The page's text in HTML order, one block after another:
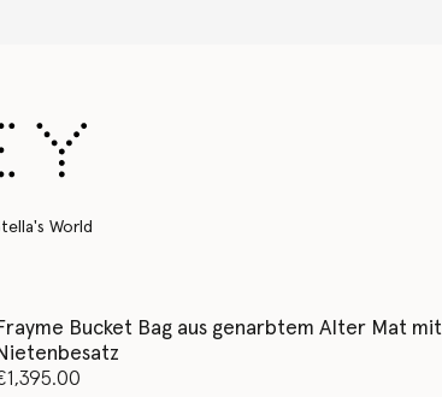
World
Bucket Bag aus genarbtem Alter Mat mit